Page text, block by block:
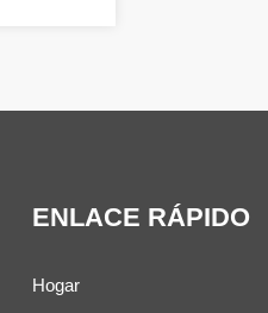
ENLACE RÁPIDO
Hogar